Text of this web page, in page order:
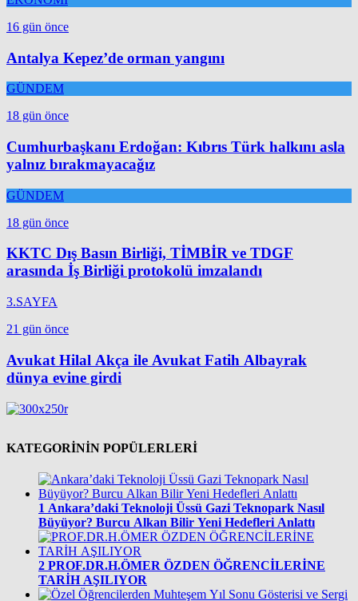
16 gün önce
Antalya Kepez’de orman yangını
GÜNDEM
18 gün önce
Cumhurbaşkanı Erdoğan: Kıbrıs Türk halkını asla
yalnız bırakmayacağız
GÜNDEM
18 gün önce
KKTC Dış Basın Birliği, TİMBİR ve TDGF
arasında İş Birliği protokolü imzalandı
3.SAYFA
21 gün önce
Avukat Hilal Akça ile Avukat Fatih Albayrak
dünya evine girdi
KATEGORİNİN POPÜLERLERİ
1 Ankara’daki Teknoloji Üssü Gazi Teknopark Nasıl
Büyüyor? Burcu Alkan Bilir Yeni Hedefleri Anlattı
2 PROF.DR.H.ÖMER ÖZDEN ÖĞRENCİLERİNE
TARİH AŞILIYOR